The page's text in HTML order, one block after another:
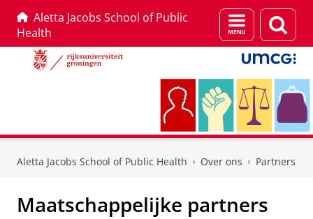
Aletta Jacobs School of Public
Health
Menu
en
zoeken
Aletta Jacobs School of Public Health Over ons Partners
Maatschappelijke partners